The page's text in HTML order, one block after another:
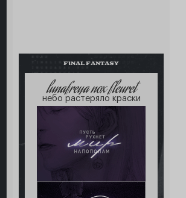
FINAL FANTASY
lunafreya nox fleuret
небо растеряло краски